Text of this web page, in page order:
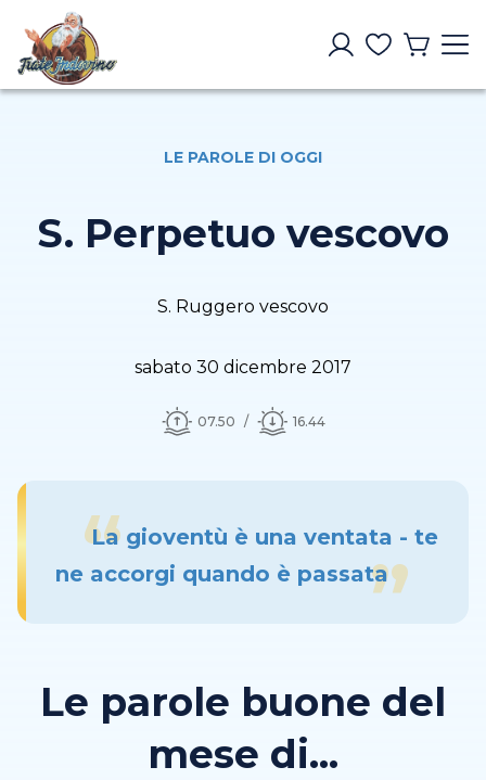
LE PAROLE DI OGGI
S. Perpetuo vescovo
S. Ruggero vescovo
sabato 30 dicembre 2017
07.50 16.44
La gioventù è una ventata - te
ne accorgi quando è passata
Le parole buone del
mese di...